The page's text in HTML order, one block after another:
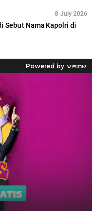
8 July 2026
Sebut Nama Kapolri di